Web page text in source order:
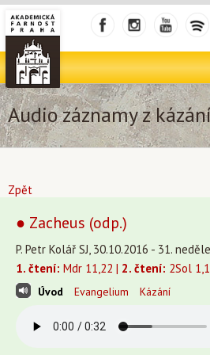
Audio záznamy z
Zpět
● Zacheus (odp.)
P. Petr Kolář SJ, 30.10.2016 - 31.
1. čtení: Mdr 11,22 | 2. čtení: 2Sol
Úvod Evangelium Kázání